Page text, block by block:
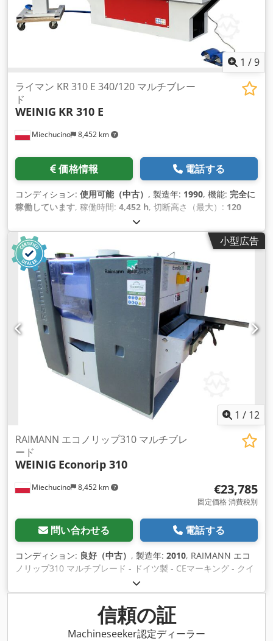
1 /9
Miechucino 8,452 km
ライマン KR 310 E 340/120 マルチブレー
ド
WEINIG KR 310 E
価格情報 電話する
コンディション: 使用可能（中古） , 製造年: 1990, 機能: 完全に
稼働しています, 稼働時間: 4,452 h, 切断高さ（最大）: 120
, 主鋸の直径:
310 E 340/120 可動刃付きフライスソー - ドイツ製 - 製造年
1990 - DTR - 稼働時間 4452 h 技術仕様 - トラック幅 340 mm
- 最大切断高さ 120 mm - 可動ディスクによる切断高さ 85 mm
- モーター出力 30 kW - 最小ワーク長さ 700 mm - テーブル幅
740 mm - インバーター制御送り 6-48 m/min - 3列の爪 - ブシ
ュ挿入可能 - スリーブ径 80 mm - 固定スリーブ長さ 190 mm
Dcjdpjrhig Eofx Aansk - 切断高さの電動調節 - シャフト高さの
電動調節 - 4つの上部加圧ローラー - 自動中央給油 - レーザー -
定規 - スピゴット直径250 mm 機械全体寸法 250x200x220 cm
重量 2000 kg
小型広告
1 / 12
Miechucino 8,452 km
RAIMANN エコノリップ310 マルチブレ
ード
WEINIG Econorip 310
€23,785
固定価格 消費税別
問い合わせる 電話する
コンディション: 良好（中古） , 製造年: 2010, RAIMANN エコ
ノリップ310 マルチブレード - ドイツ製 - CEマーキング - クイ
ックフィックス ブレードトラベルシステム - 製造年 2010 技術
仕様 - カッティングハイト 110 mm - 切断幅 340 mm - モータ
ー出力 22kW - インバータ制御給電 - 軸の高さを電気的に調整
する - クランプ高さの電動調整 Dodoh Tm Alepfx Aaneck -
Quickfixシステム搭載のスピンドル（工具を使わずに寸法を変
信頼の証
Machineseeker認定ディーラー